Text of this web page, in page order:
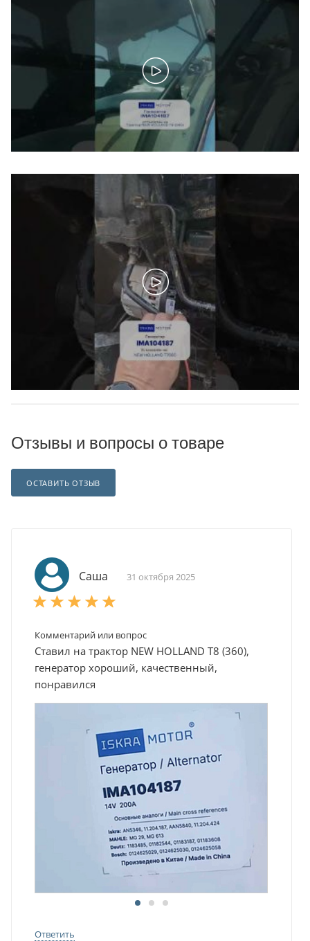
Отзывы и вопросы о товаре
ОСТАВИТЬ ОТЗЫВ
Саша 31 октября 2025
Комментарий или вопрос
Ставил на трактор NEW HOLLAND T8 (360),
генератор хороший, качественный,
понравился
Ответить